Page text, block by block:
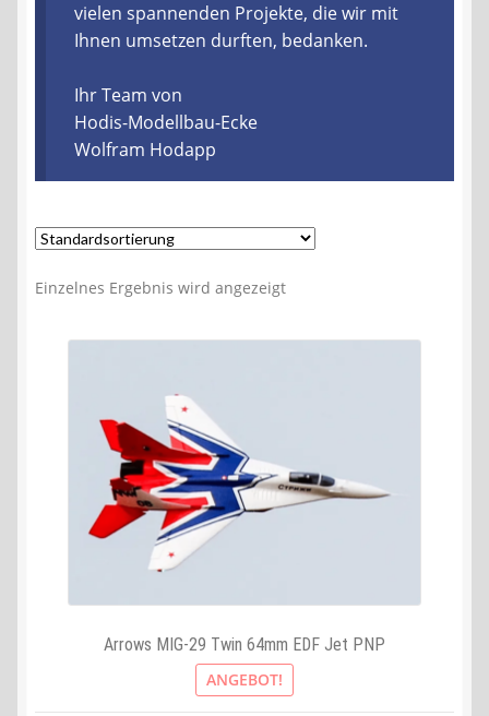
Vereine & Foren
Kontakt
vielen spannenden Projekte, die wir mit
Ihnen umsetzen durften, bedanken.
Ihr Team von
Hodis-Modellbau-Ecke
Wolfram Hodapp
Einzelnes Ergebnis wird angezeigt
Arrows MIG-29 Twin 64mm EDF Jet PNP
ANGEBOT!